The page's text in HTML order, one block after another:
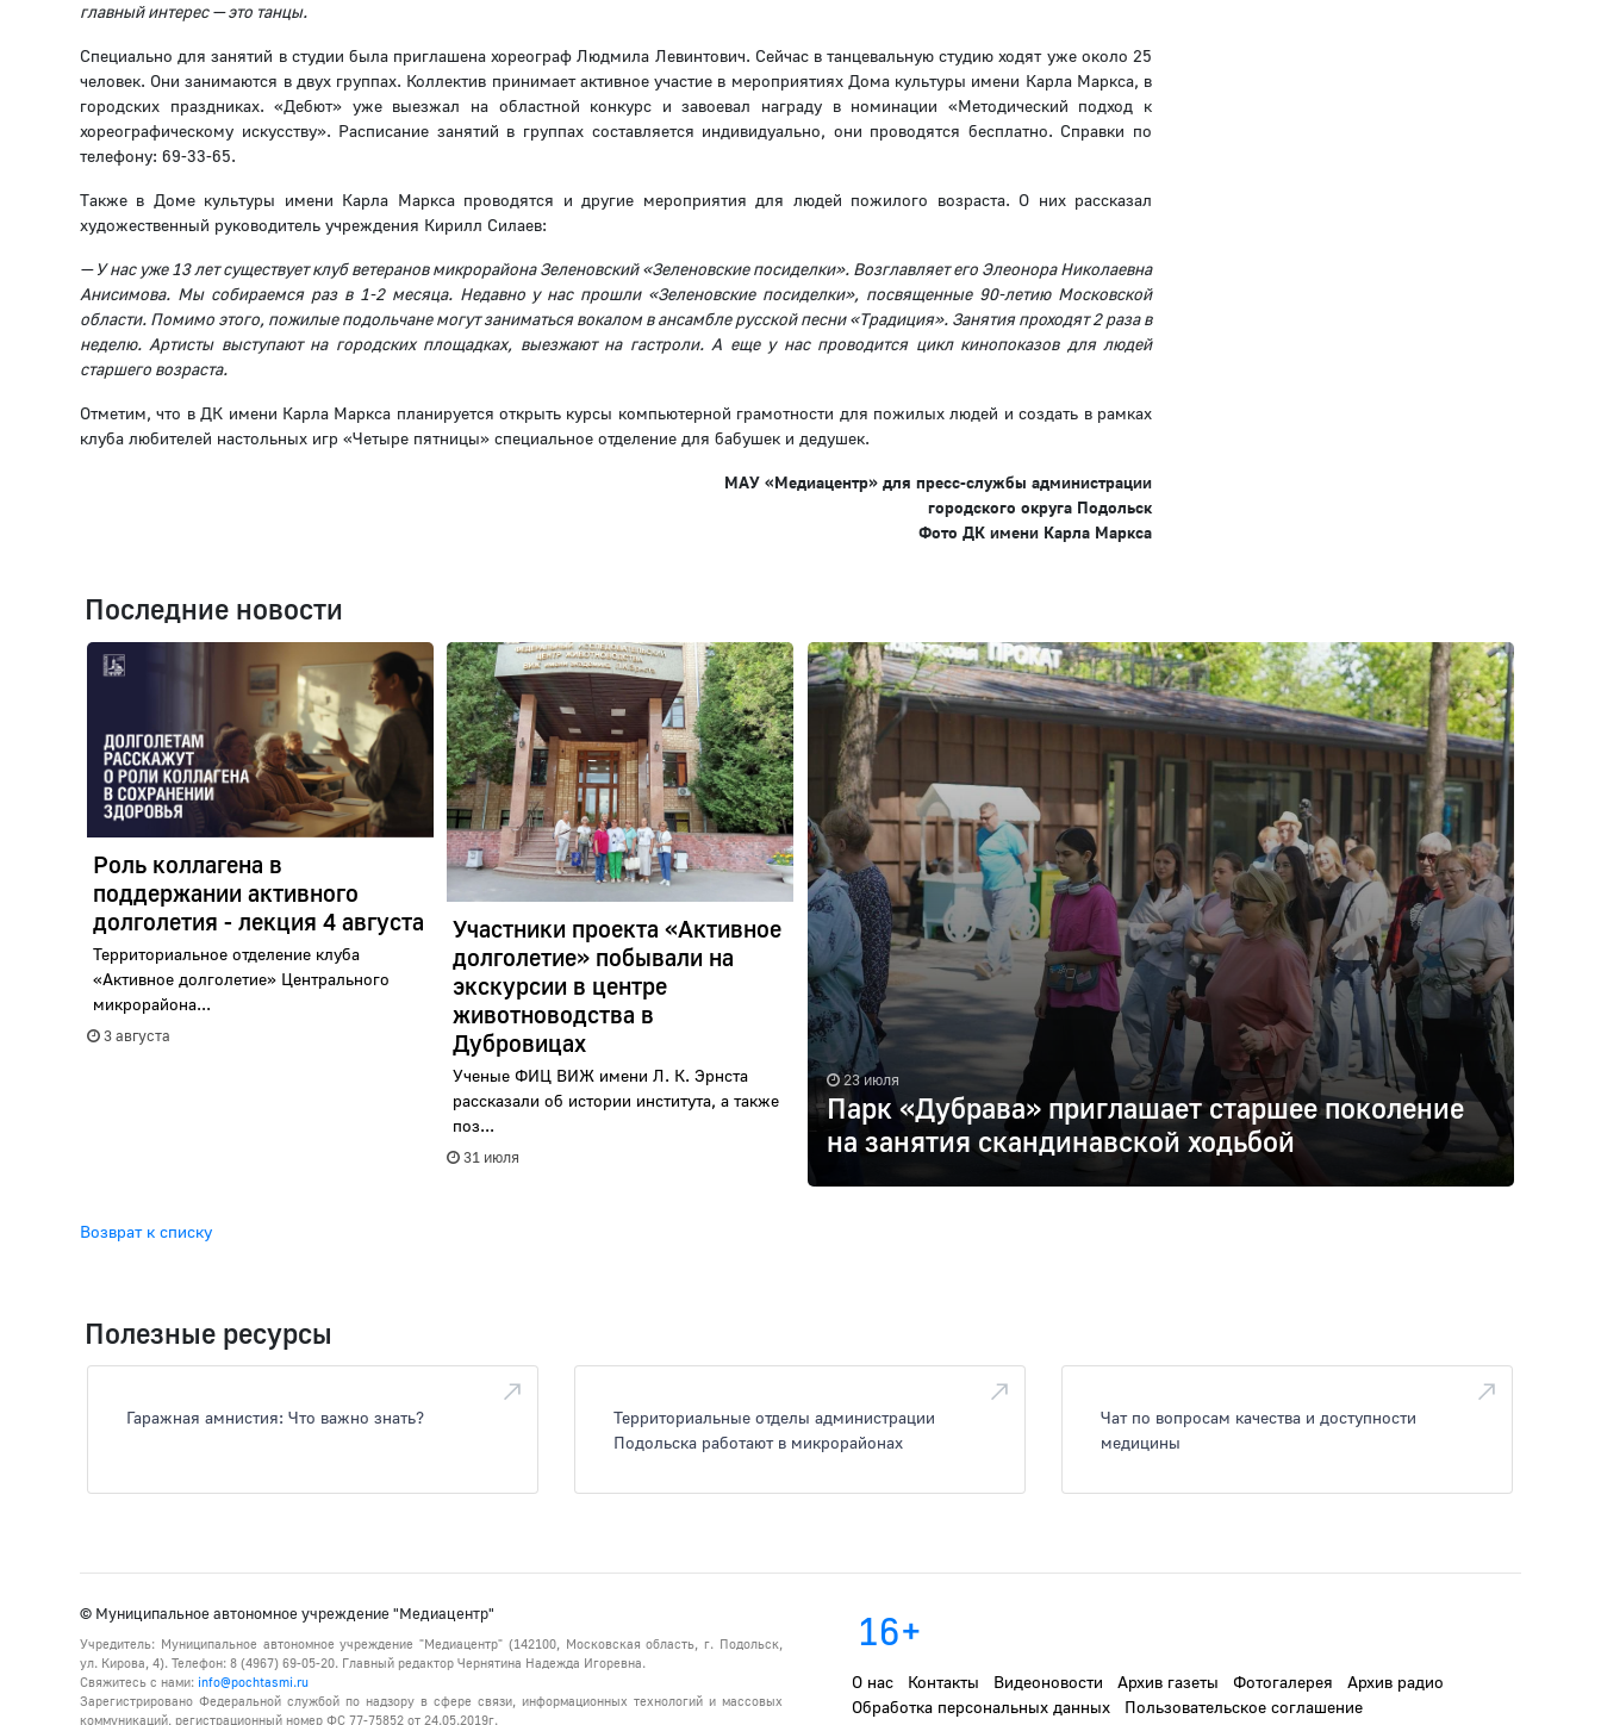
главный интерес — это танцы.
Специально для занятий в студии была приглашена хореограф Людмила Левинтович. Сейчас в танцевальную студию ходят уже около 25
человек. Они занимаются в двух группах. Коллектив принимает активное участие в мероприятиях Дома культуры имени Карла Маркса, в
городских праздниках. «Дебют» уже выезжал на областной конкурс и завоевал награду в номинации «Методический подход к
хореографическому искусству». Расписание занятий в группах составляется индивидуально, они проводятся бесплатно. Справки по
телефону: 69-33-65.
Также в Доме культуры имени Карла Маркса проводятся и другие мероприятия для людей пожилого возраста. О них рассказал
художественный руководитель учреждения Кирилл Силаев:
— У нас уже 13 лет существует клуб ветеранов микрорайона Зеленовский «Зеленовские посиделки». Возглавляет его Элеонора Николаевна
Анисимова. Мы собираемся раз в 1-2 месяца. Недавно у нас прошли «Зеленовские посиделки», посвященные 90-летию Московской
области. Помимо этого, пожилые подольчане могут заниматься вокалом в ансамбле русской песни «Традиция». Занятия проходят 2 раза в
неделю. Артисты выступают на городских площадках, выезжают на гастроли. А еще у нас проводится цикл кинопоказов для людей
старшего возраста.
Отметим, что в ДК имени Карла Маркса планируется открыть курсы компьютерной грамотности для пожилых людей и создать в рамках
клуба любителей настольных игр «Четыре пятницы» специальное отделение для бабушек и дедушек.
МАУ «Медиацентр» для пресс-службы администрации
городского округа Подольск
Фото ДК имени Карла Маркса
Последние новости
Роль коллагена в
поддержании активного
долголетия - лекция 4 августа
Территориальное отделение клуба
«Активное долголетие» Центрального
микрорайона...
3 августа
Участники проекта «Активное
долголетие» побывали на
экскурсии в центре
животноводства в
Дубровицах
Ученые ФИЦ ВИЖ имени Л. К. Эрнста
рассказали об истории института, а также
поз...
31 июля
23 июля
Парк «Дубрава» приглашает старшее поколение
на занятия скандинавской ходьбой
Возврат к списку
Полезные ресурсы
Гаражная амнистия: Что важно знать?
Территориальные отделы администрации
Подольска работают в микрорайонах
Чат по вопросам качества и доступности
медицины
© Муниципальное автономное учреждение "Медиацентр"
Учредитель: Муниципальное автономное учреждение "Медиацентр" (142100, Московская область, г. Подольск,
ул. Кирова, 4). Телефон: 8 (4967) 69-05-20. Главный редактор Чернятина Надежда Игоревна.
Свяжитесь с нами: info@pochtasmi.ru
Зарегистрировано Федеральной службой по надзору в сфере связи, информационных технологий и массовых
коммуникаций, регистрационный номер ФС 77-75852 от 24.05.2019г.
16+
О нас Контакты Видеоновости Архив газеты Фотогалерея
Архив радио
Обработка персональных данных
Пользовательское соглашение